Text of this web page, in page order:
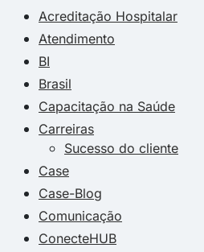
Acreditação Hospitalar
Atendimento
BI
Brasil
Capacitação na Saúde
Carreiras
Sucesso do cliente
Case
Case-Blog
Comunicação
ConecteHUB